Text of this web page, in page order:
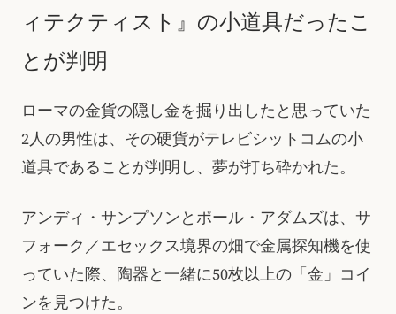
ィテクティスト』の小道具だったこ
とが判明
ローマの金貨の隠し金を掘り出したと思っていた
2人の男性は、その硬貨がテレビシットコムの小
道具であることが判明し、夢が打ち砕かれた。
アンディ・サンプソンとポール・アダムズは、サ
フォーク／エセックス境界の畑で金属探知機を使
っていた際、陶器と一緒に50枚以上の「金」コイ
ンを見つけた。